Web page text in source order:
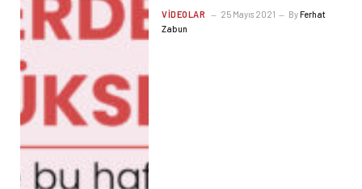
VIDEOLAR 25 Mayıs 2021 ByFerhat
Zabun